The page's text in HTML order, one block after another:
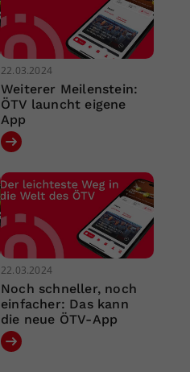
22.03.2024
Weiterer Meilenstein:
ÖTV launcht eigene
App
22.03.2024
Noch schneller, noch
einfacher: Das kann
die neue ÖTV-App